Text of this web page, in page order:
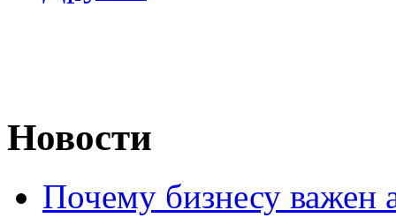
Новости
Почему бизнесу важен